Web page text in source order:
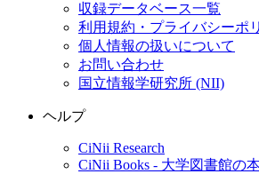
収録データベース一覧
利用規約・プライバシーポ
個人情報の扱いについて
お問い合わせ
国立情報学研究所 (NII)
ヘルプ
CiNii Research
CiNii Books - 大学図書館の